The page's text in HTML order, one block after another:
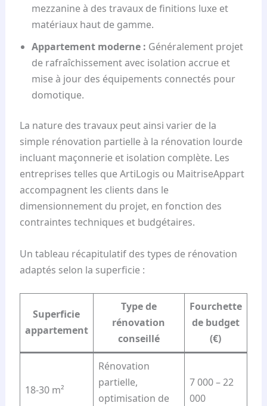
mezzanine à des travaux de finitions luxe et
matériaux haut de gamme.
Appartement moderne : Généralement projet
de rafraîchissement avec isolation accrue et
mise à jour des équipements connectés pour
domotique.
La nature des travaux peut ainsi varier de la
simple rénovation partielle à la rénovation lourde
incluant maçonnerie et isolation complète. Les
entreprises telles que ArtiLogis ou MaitriseAppart
accompagnent les clients dans le
dimensionnement du projet, en fonction des
contraintes techniques et budgétaires.
Un tableau récapitulatif des types de rénovation
adaptés selon la superficie :
Superficie
appartement
Type de
rénovation
conseillé
Fourchette
de budget
(€)
18-30 m²
Rénovation
partielle,
optimisation de
7 000 – 22
000